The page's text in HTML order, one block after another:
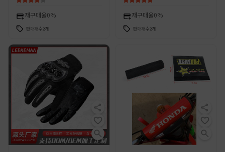
재구매율0%
판매개수2개
재구매율0%
판매개수2개